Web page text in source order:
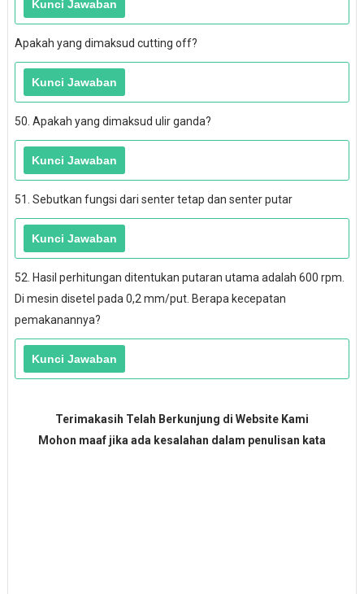
Apakah yang dimaksud cutting off?
50. Apakah yang dimaksud ulir ganda?
51. Sebutkan fungsi dari senter tetap dan senter putar
52. Hasil perhitungan ditentukan putaran utama adalah 600 rpm.
Di mesin disetel pada 0,2 mm/put. Berapa kecepatan
pemakanannya?
Terimakasih Telah Berkunjung di Website Kami
Mohon maaf jika ada kesalahan dalam penulisan kata